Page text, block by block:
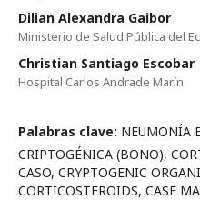
Dilian Alexandra Gaibor
Ministerio de Salud Pública del
Christian Santiago Escobar
Hospital Carlos Andrade Marín
Palabras clave: NEUMONÍA
CRIPTOGÉNICA (BONO),
CASO, CRYPTOGENIC
CORTICOSTEROIDS, CASE